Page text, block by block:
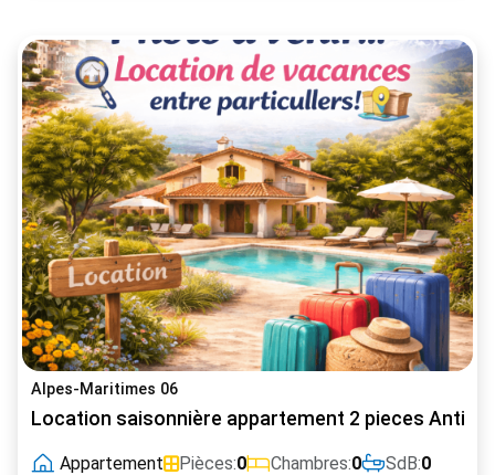
Alpes-Maritimes 06
Location saisonnière appartement 2 pieces
Appartement Pièces:0 Chambres:0 SdB:0